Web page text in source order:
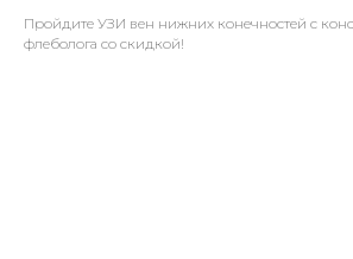
Пройдите УЗИ вен нижних конечностей с
флеболога со скидкой!